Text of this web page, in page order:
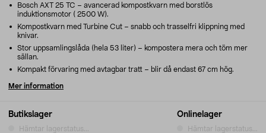
Butikslager
Hämtar lagerstatus...
Onlinelager
Hämtar lagerstatus...
Bosch AXT 25 TC – avancerad kompostkvarn med borstlös
induktionsmotor ( 2500 W).
Kompostkvarn med Turbine Cut – snabb och trasselfri klippning med
knivar.
Stor uppsamlingslåda (hela 53 liter) – kompostera mera och töm mer
sällan.
Kompakt förvaring med avtagbar tratt – blir då endast 67 cm hög.
Mer information